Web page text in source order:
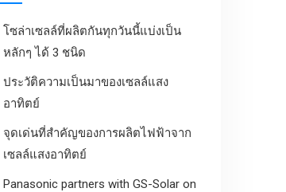
โซล่าเซลล์ที่ผลิตกันทุกวันนี้แบ่งเป็น
หลักๆ ได้ 3 ชนิด
ประวัติความเป็นมาของเซลล์แสง
อาทิตย์
จุดเด่นที่สำคัญของการผลิตไฟฟ้าจาก
เซลล์แสงอาทิตย์
Panasonic partners with GS-Solar on